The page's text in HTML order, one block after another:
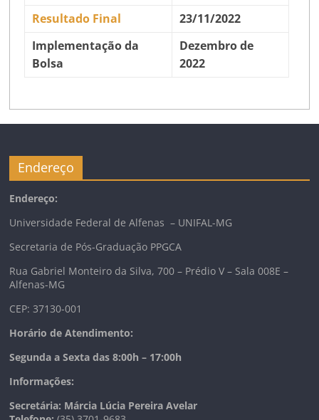
Resultado Final
23/11/2022
Implementação da
Bolsa
Dezembro de
2022
Endereço
Endereço:
Universidade Federal de Alfenas – UNIFAL-MG
Secretaria de Pós-Graduação PPGCA
Rua Gabriel Monteiro da Silva, 700 – Prédio V – Sala 008E –
Alfenas-MG
CEP: 37130-001
Horário de Atendimento:
Segunda a Sexta das 8:00h – 17:00h
Informações:
Secretária: Márcia Lúcia Pereira Avelar